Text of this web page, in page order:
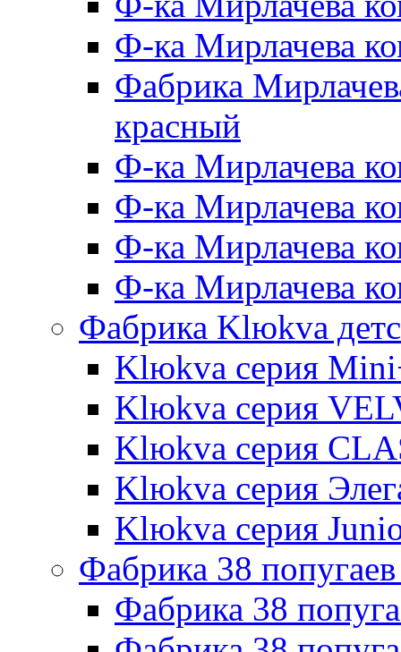
Ф-ка Мирлачева
Фабрика
красный
Ф-ка Мирлачева
Ф-ка Мирлачева
Ф-ка Мирлачева
Ф-ка Мирлачева
Фабрика Klюkva
Klюkva серия
Klюkva серия
Klюkva серия
Klюkva серия
Klюkva серия
Фабрика 38
Фабрика 38